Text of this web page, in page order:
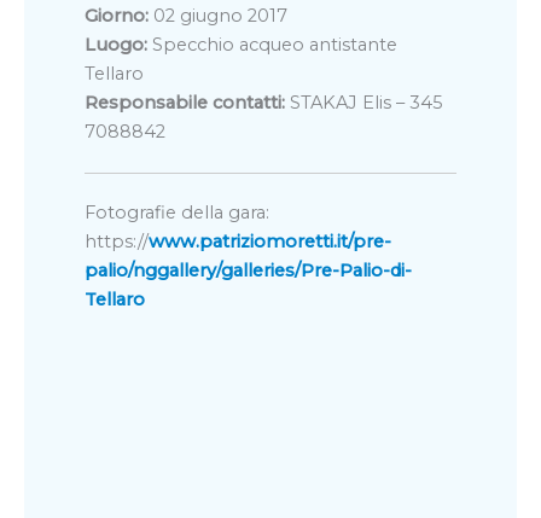
Giorno: 02 giugno 2017
Luogo: Specchio acqueo antistante
Tellaro
Responsabile contatti: STAKAJ Elis – 345
7088842
Fotografie della gara:
https://www.patriziomoretti.it/pre-
palio/nggallery/galleries/Pre-Palio-di-
Tellaro